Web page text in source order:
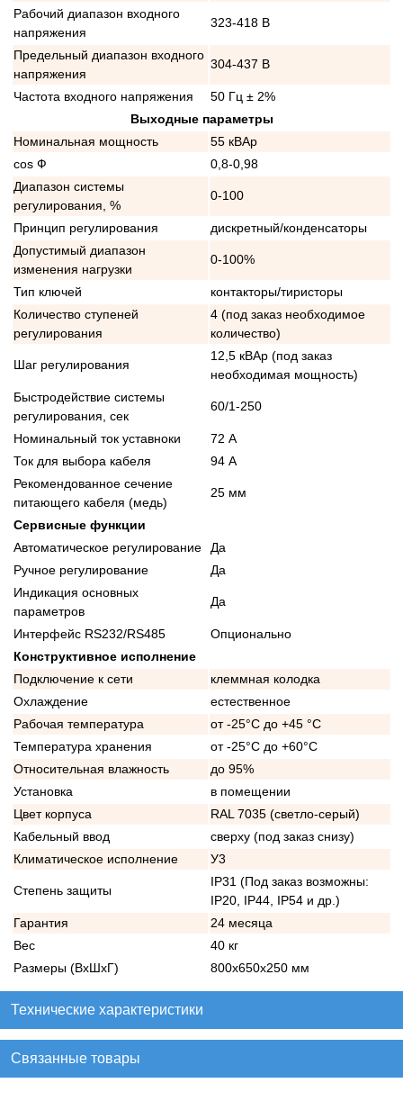
Рабочий диапазон входного
напряжения
323-418 В
Предельный диапазон входного
напряжения
304-437 В
Частота входного напряжения
50 Гц ± 2%
Выходные параметры
Номинальная мощность
55 кВАр
cos Ф
0,8-0,98
Диапазон системы
регулирования, %
0-100
Принцип регулирования
дискретный/конденсаторы
Допустимый диапазон
изменения нагрузки
0-100%
Тип ключей
контакторы/тиристоры
Количество ступеней
регулирования
4 (под заказ необходимое
количество)
Шаг регулирования
12,5 кВАр (под заказ
необходимая мощность)
Быстродействие системы
регулирования, сек
60/1-250
Номинальный ток уставноки
72 А
Ток для выбора кабеля
94 А
Рекомендованное сечение
питающего кабеля (медь)
25 мм
Сервисные функции
Автоматическое регулирование
Да
Ручное регулирование
Да
Индикация основных
параметров
Да
Интерфейс RS232/RS485
Опционально
Конструктивное исполнение
Подключение к сети
клеммная колодка
Охлаждение
естественное
Рабочая температура
от -25°C до +45 °C
Температура хранения
от -25°C до +60°C
Относительная влажность
до 95%
Установка
в помещении
Цвет корпуса
RAL 7035 (светло-серый)
Кабельный ввод
сверху (под заказ снизу)
Климатическое исполнение
У3
Степень защиты
IP31 (Под заказ возможны:
IP20, IP44, IP54 и др.)
Гарантия
24 месяца
Вес
40 кг
Размеры (ВхШхГ)
800х650х250 мм
Технические характеристики
Связанные товары